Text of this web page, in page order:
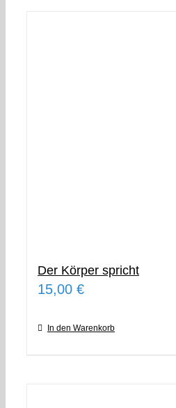
Der Körper spricht
15,00 €
In den Warenkorb